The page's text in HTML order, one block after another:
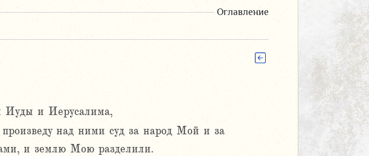
Оглавление
Иуды и Иерусалима,
над ними суд за народ Мой и за
и землю Мою разделили.